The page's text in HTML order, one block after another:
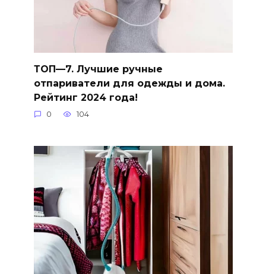
ТОП—7. Лучшие ручные
отпариватели для одежды и дома.
Рейтинг 2024 года!
0 104